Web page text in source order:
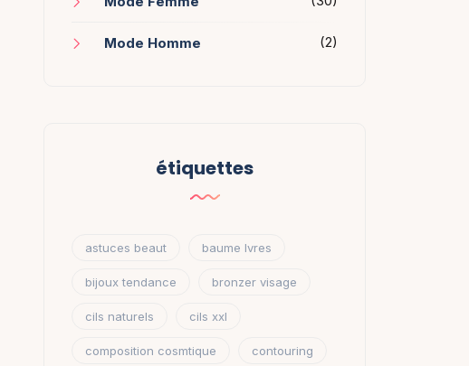
Mode Homme (2)
étiquettes
astuces beaut baume lvres
bijoux tendance bronzer visage
cils naturels cils xxl
composition cosmtique contouring